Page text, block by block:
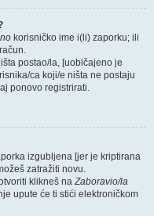
korisničko ime i(li) zaporku; ili
postao/la, [uobičajeno je
ca koji/e ništa ne postaju
ponovo registrirati.
izgubljena [jer je kriptirana
zatražiti novu.
klikneš naZaboravio/la
upute će ti stići elektroničkom